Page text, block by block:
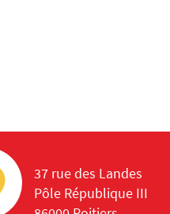
37 rue des Landes
Pôle République III